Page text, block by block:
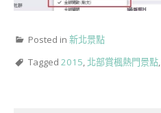
Posted in 新北景點
Tagged 2015, 北部賞楓熱門景點,